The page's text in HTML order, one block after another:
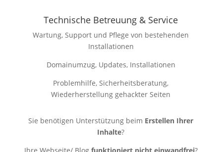
Technische Betreuung & Service
Wartung, Support und Pflege von bestehenden
Installationen
Domainumzug, Updates, Installationen
Problemhilfe, Sicherheitsberatung,
Wiederherstellung gehackter Seiten
Sie benötigen Unterstützung beim Erstellen Ihrer
Inhalte?